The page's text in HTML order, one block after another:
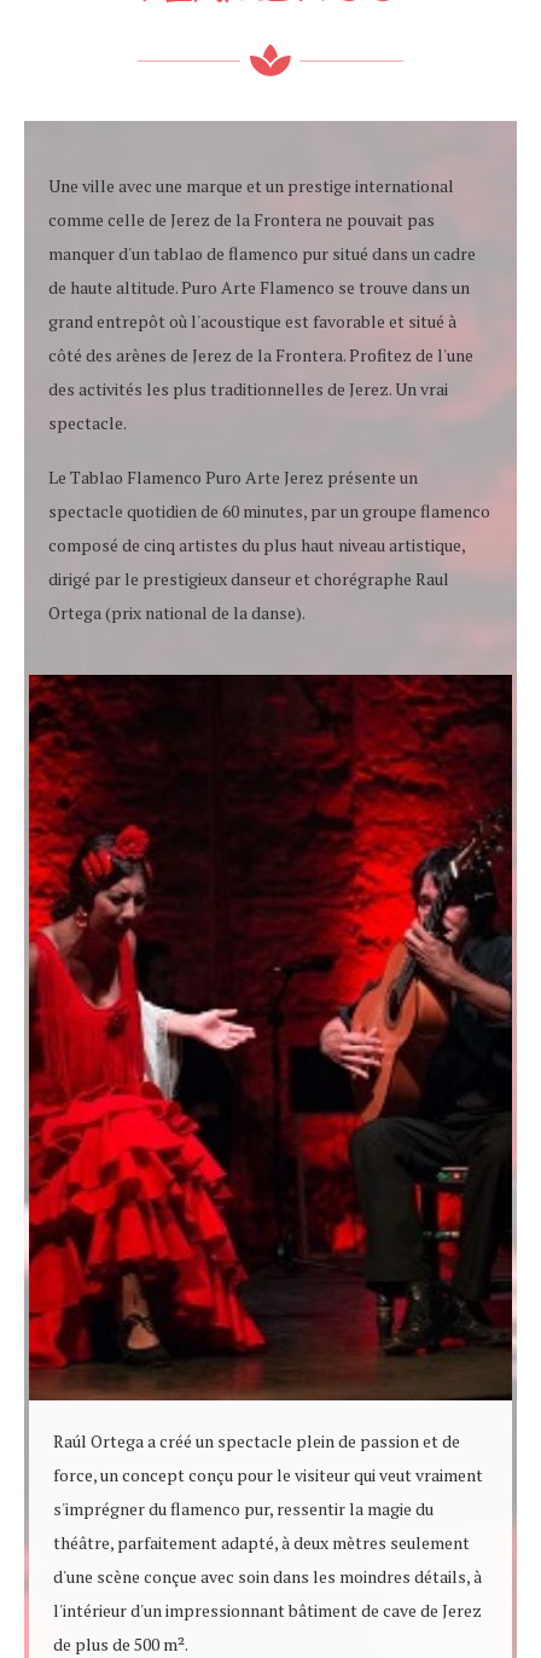
Une ville avec une marque et un prestige international
comme celle de Jerez de la Frontera ne pouvait pas
manquer d'un tablao de flamenco pur situé dans un cadre
de haute altitude. Puro Arte Flamenco se trouve dans un
grand entrepôt où l'acoustique est favorable et situé à
côté des arènes de Jerez de la Frontera. Profitez de l'une
des activités les plus traditionnelles de Jerez. Un vrai
spectacle.
Le Tablao Flamenco Puro Arte Jerez présente un
spectacle quotidien de 60 minutes, par un groupe flamenco
composé de cinq artistes du plus haut niveau artistique,
dirigé par le prestigieux danseur et chorégraphe Raul
Ortega (prix national de la danse).
Raúl Ortega a créé un spectacle plein de passion et de
force, un concept conçu pour le visiteur qui veut vraiment
s'imprégner du flamenco pur, ressentir la magie du
théâtre, parfaitement adapté, à deux mètres seulement
d'une scène conçue avec soin dans les moindres détails, à
l'intérieur d'un impressionnant bâtiment de cave de Jerez
de plus de 500 m².